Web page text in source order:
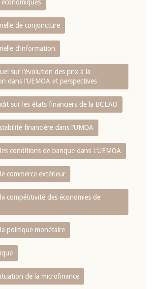
de conjoncture
d‘information
sur l‘évolution des prix à la
dans l‘UEMOA et perspectives
sur les états financiers de la BCEAO
financière dans l‘UMOA
conditions de banque dans L‘UEMOA
commerce extérieur
compétitivité des économies de
politique monétaire
de la microfinance